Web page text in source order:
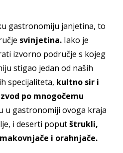
gastronomiju janjetina, to
svinjetina. Iako je
izvorno područje s kojeg
stigao jedan od naših
specijaliteta, kultno sir i
po mnogočemu
u gastronomiji ovoga kraja
i deserti poputštrukli,
i orahnjače.